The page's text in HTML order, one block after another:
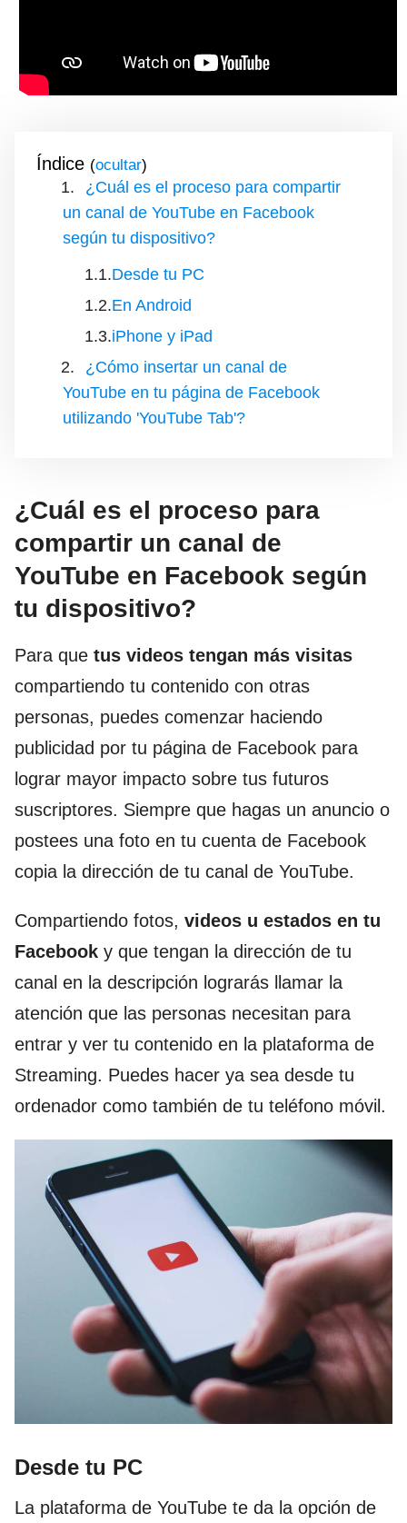
Índice ( )
¿Cuál es el proceso para compartir
un canal de YouTube en Facebook
según tu dispositivo?
Desde tu PC
En Android
iPhone y iPad
¿Cómo insertar un canal de
YouTube en tu página de Facebook
utilizando 'YouTube Tab'?
¿Cuál es el proceso para
compartir un canal de
YouTube en Facebook según
tu dispositivo?
Para que tus videos tengan más visitas
compartiendo tu contenido con otras
personas, puedes comenzar haciendo
publicidad por tu página de Facebook para
lograr mayor impacto sobre tus futuros
suscriptores. Siempre que hagas un anuncio o
postees una foto en tu cuenta de Facebook
copia la dirección de tu canal de YouTube.
Compartiendo fotos, videos u estados en tu
Facebook y que tengan la dirección de tu
canal en la descripción lograrás llamar la
atención que las personas necesitan para
entrar y ver tu contenido en la plataforma de
Streaming. Puedes hacer ya sea desde tu
ordenador como también de tu teléfono móvil.
Desde tu PC
La plataforma de YouTube te da la opción de